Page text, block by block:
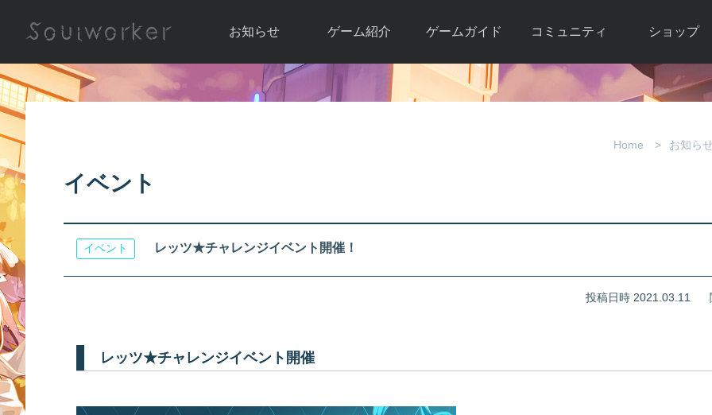
お知らせ
お知らせ一覧
ゲーム紹介
ソウルワーカー
アップデート履
ゲームガイド
ガイド総合もく
コミュニティ
自由掲示板
ショップ
Y.Pの購入
アイテムカタロ
Home お知ら
イベント
イベント レッツ★チャレンジイベント開催！
投稿日時 2021.03.11
レッツ★チャレンジイベント開催